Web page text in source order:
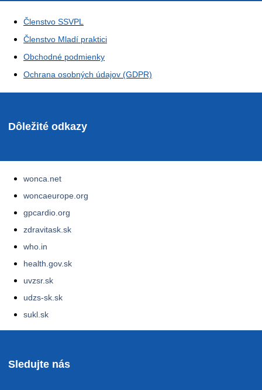
Členstvo SSVPL
Členstvo Mladí praktici
Obchodné podmienky
Ochrana osobných údajov (GDPR)
Dôležité odkazy
wonca.net
woncaeurope.org
gpcardio.org
zdravitask.sk
who.in
health.gov.sk
uvzsr.sk
udzs-sk.sk
sukl.sk
Sledujte nás